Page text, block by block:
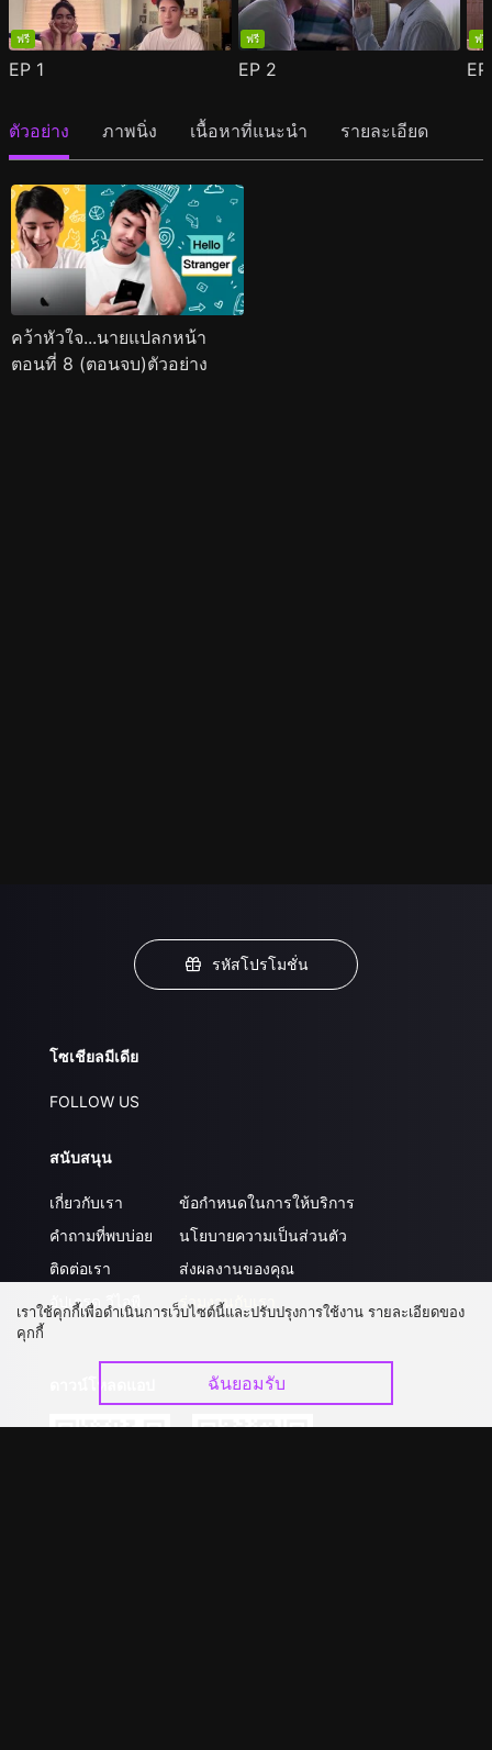
ฟรี
EP 1
ฟรี
EP 2
ฟรี
ตัวอย่าง ภาพนิ่ง เนื้อหาที่แนะนำ รายละเอียด
คว้าหัวใจ...นายแปลกหน้า
ตอนที่ 8 (ตอนจบ)ตัวอย่าง
รหัสโปรโมชั่น
โซเชียลมีเดีย
FOLLOW US
สนับสนุน
เกี่ยวกับเรา
คำถามที่พบบ่อย
ติดต่อเรา
อัปเกรด วีไอพี
ข้อกำหนดในการให้บริการ
นโยบายความเป็นส่วนตัว
ส่งผลงานของคุณ
ร่วมงานกับเรา
เราใช้คุกกี้เพื่อดำเนินการเว็บไซต์นี้และปรับปรุงการใช้งาน รายละเอียดของ
คุกกี้
ฉันยอมรับ